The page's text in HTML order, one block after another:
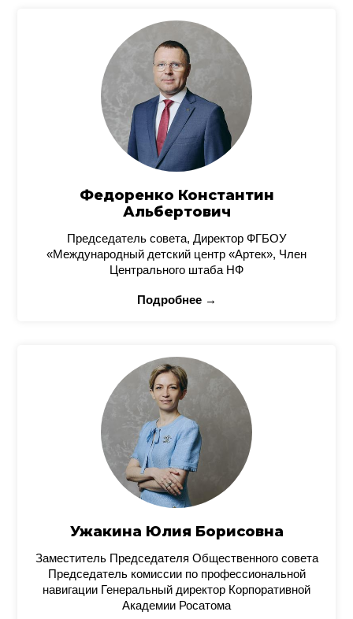
Федоренко Константин
Альбертович
Председатель совета, Директор ФГБОУ
«Международный детский центр «Артек», Член
Центрального штаба НФ
Подробнее →
Ужакина Юлия Борисовна
Заместитель Председателя Общественного совета
Председатель комиссии по профессиональной
навигации Генеральный директор Корпоративной
Академии Росатома